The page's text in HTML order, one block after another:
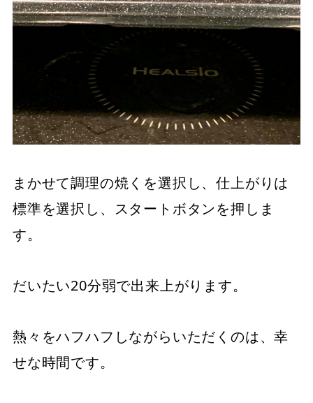
まかせて調理の焼くを選択し、仕上がりは
標準を選択し、スタートボタンを押しま
す。
だいたい20分弱で出来上がります。
熱々をハフハフしながらいただくのは、幸
せな時間です。